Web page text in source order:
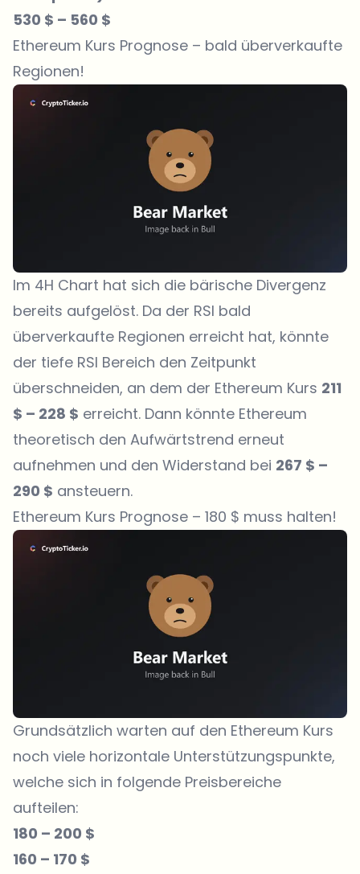
530 $ – 560 $
Ethereum Kurs Prognose – bald überverkaufte
Regionen!
Im 4H Chart hat sich die bärische Divergenz
bereits aufgelöst. Da der RSI bald
überverkaufte Regionen erreicht hat, könnte
der tiefe RSI Bereich den Zeitpunkt
überschneiden, an dem der Ethereum Kurs 211
$ – 228 $ erreicht. Dann könnte Ethereum
theoretisch den Aufwärtstrend erneut
aufnehmen und den Widerstand bei 267 $ –
290 $ ansteuern.
Ethereum Kurs Prognose – 180 $ muss halten!
Grundsätzlich warten auf den Ethereum Kurs
noch viele horizontale Unterstützungspunkte,
welche sich in folgende Preisbereiche
aufteilen:
180 – 200 $
160 – 170 $